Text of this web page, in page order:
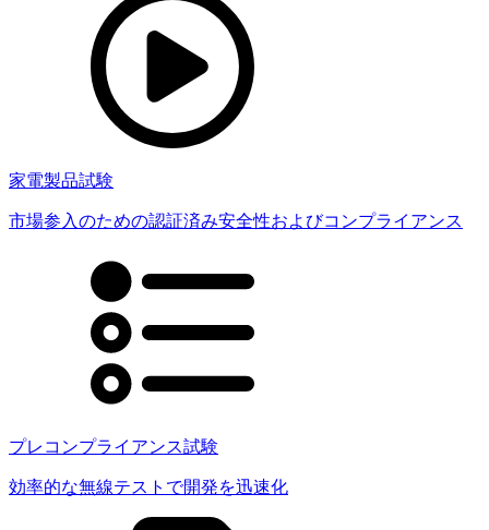
家電製品試験
市場参入のための認証済み安全性およびコンプライアンス
プレコンプライアンス試験
効率的な無線テストで開発を迅速化